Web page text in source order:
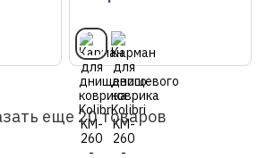
еще 20 товаров